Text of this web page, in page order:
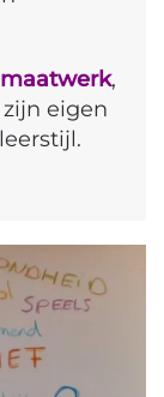
maatwerk,
eigen